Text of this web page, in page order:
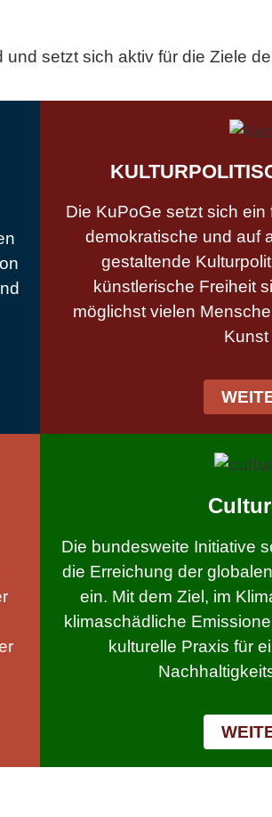
setzt sich aktiv für die Ziele
Die KuPoGe setzt sich
demokratische und auf
gestaltende
künstlerische Freiheit
möglichst vielen
Kunst
Die bundesweite Initiative
die Erreichung der
ein. Mit dem Ziel, im
klimaschädliche
kulturelle Praxis für